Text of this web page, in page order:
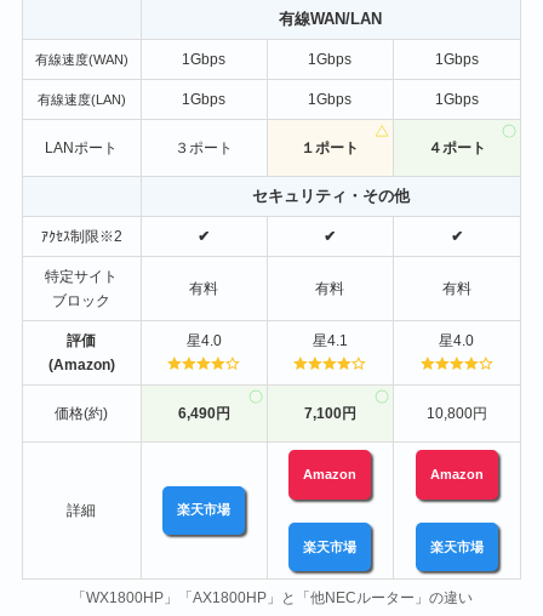
有線WAN/LAN
有線速度(WAN) 1Gbps 1Gbps 1Gbps
有線速度(LAN) 1Gbps 1Gbps 1Gbps
LANポート ３ポート １ポート ４ポート
セキュリティ・その他
ｱｸｾｽ制限※2 ✔ ✔ ✔
特定サイト
ブロック
有料 有料 有料
評価
(Amazon)
星4.0 星4.1 星4.0
価格(約) 6,490円 7,100円 10,800円
詳細 楽天市場
Amazon
楽天市場
Amazon
楽天市場
「WX1800HP」「AX1800HP」と「他NECルーター」の違い